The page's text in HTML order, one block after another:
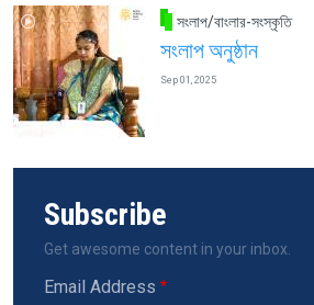
সংলাপ/বাংলার-সংস্কৃতি
সংলাপ অনুষ্ঠান
Sep 01, 2025
Subscribe
Get awesome content in your inbox.
Email Address